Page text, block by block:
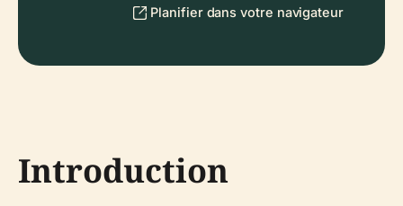
Planifier dans votre navigateur
Introduction